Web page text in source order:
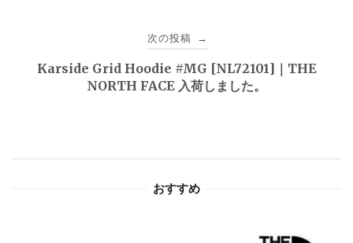
次の投稿 →
Karside Grid Hoodie #MG [NL72101]｜THE
NORTH FACE 入荷しました。
おすすめ